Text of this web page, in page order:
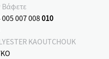
Βάφετε
005007008010
KAOUTCHOUK